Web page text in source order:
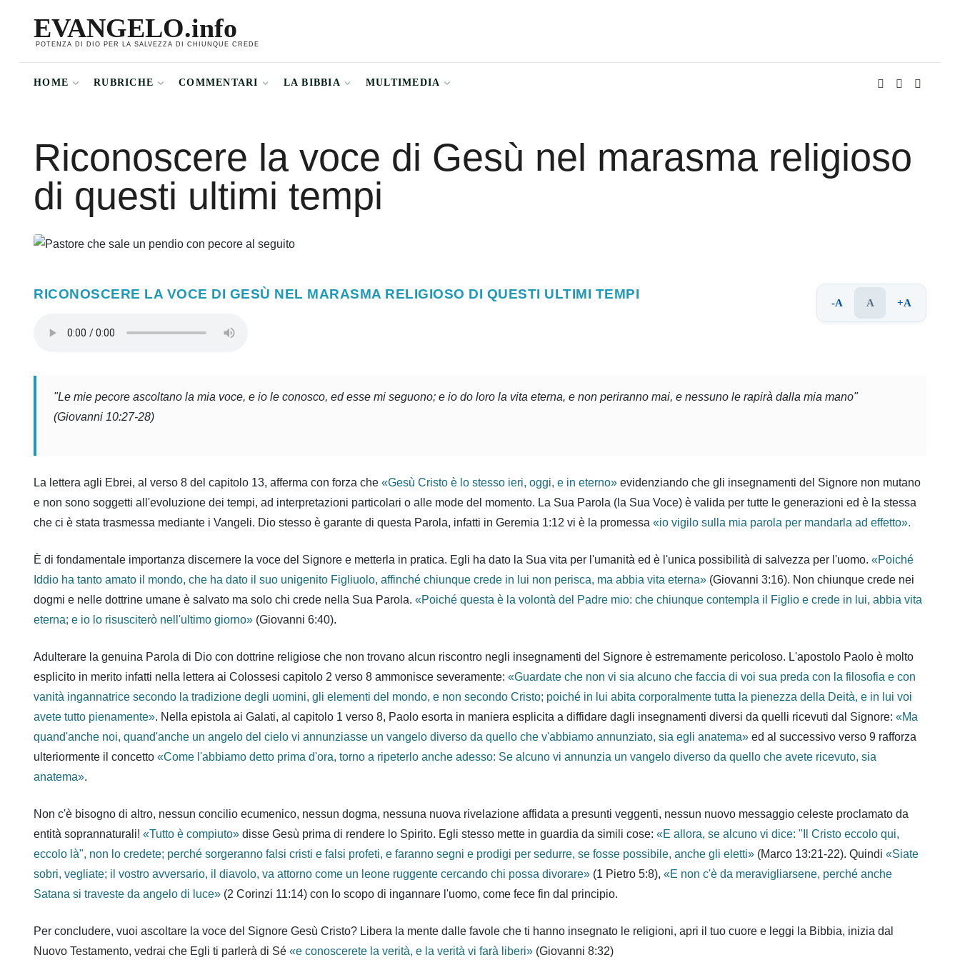
EVANGELO.info
POTENZA DI DIO PER LA SALVEZZA DI CHIUNQUE CREDE
HOME RUBRICHE COMMENTARI LA BIBBIA MULTIMEDIA
Riconoscere la voce di Gesù nel marasma religioso
di questi ultimi tempi
-A A +A
RICONOSCERE LA VOCE DI GESÙ NEL MARASMA RELIGIOSO DI QUESTI ULTIMI TEMPI
"Le mie pecore ascoltano la mia voce, e io le conosco, ed esse mi seguono; e io do loro la vita eterna, e non periranno mai, e nessuno le rapirà dalla mia mano"
(Giovanni 10:27-28)
La lettera agli Ebrei, al verso 8 del capitolo 13, afferma con forza che «Gesù Cristo è lo stesso ieri, oggi, e in eterno» evidenziando che gli insegnamenti del Signore non mutano
e non sono soggetti all'evoluzione dei tempi, ad interpretazioni particolari o alle mode del momento. La Sua Parola (la Sua Voce) è valida per tutte le generazioni ed è la stessa
che ci è stata trasmessa mediante i Vangeli. Dio stesso è garante di questa Parola, infatti in Geremia 1:12 vi è la promessa «io vigilo sulla mia parola per mandarla ad effetto».
È di fondamentale importanza discernere la voce del Signore e metterla in pratica. Egli ha dato la Sua vita per l'umanità ed è l'unica possibilità di salvezza per l'uomo. «Poiché
Iddio ha tanto amato il mondo, che ha dato il suo unigenito Figliuolo, affinché chiunque crede in lui non perisca, ma abbia vita eterna» (Giovanni 3:16). Non chiunque crede nei
dogmi e nelle dottrine umane è salvato ma solo chi crede nella Sua Parola. «Poiché questa è la volontà del Padre mio: che chiunque contempla il Figlio e crede in lui, abbia vita
eterna; e io lo risusciterò nell'ultimo giorno» (Giovanni 6:40).
Adulterare la genuina Parola di Dio con dottrine religiose che non trovano alcun riscontro negli insegnamenti del Signore è estremamente pericoloso. L'apostolo Paolo è molto
esplicito in merito infatti nella lettera ai Colossesi capitolo 2 verso 8 ammonisce severamente: «Guardate che non vi sia alcuno che faccia di voi sua preda con la filosofia e con
vanità ingannatrice secondo la tradizione degli uomini, gli elementi del mondo, e non secondo Cristo; poiché in lui abita corporalmente tutta la pienezza della Deità, e in lui voi
avete tutto pienamente». Nella epistola ai Galati, al capitolo 1 verso 8, Paolo esorta in maniera esplicita a diffidare dagli insegnamenti diversi da quelli ricevuti dal Signore: «Ma
quand'anche noi, quand'anche un angelo del cielo vi annunziasse un vangelo diverso da quello che v'abbiamo annunziato, sia egli anatema» ed al successivo verso 9 rafforza
ulteriormente il concetto «Come l'abbiamo detto prima d'ora, torno a ripeterlo anche adesso: Se alcuno vi annunzia un vangelo diverso da quello che avete ricevuto, sia
anatema».
Non c'è bisogno di altro, nessun concilio ecumenico, nessun dogma, nessuna nuova rivelazione affidata a presunti veggenti, nessun nuovo messaggio celeste proclamato da
entità soprannaturali! «Tutto è compiuto» disse Gesù prima di rendere lo Spirito. Egli stesso mette in guardia da simili cose: «E allora, se alcuno vi dice: "Il Cristo eccolo qui,
eccolo là", non lo credete; perché sorgeranno falsi cristi e falsi profeti, e faranno segni e prodigi per sedurre, se fosse possibile, anche gli eletti» (Marco 13:21-22). Quindi «Siate
sobri, vegliate; il vostro avversario, il diavolo, va attorno come un leone ruggente cercando chi possa divorare» (1 Pietro 5:8), «E non c'è da meravigliarsene, perché anche
Satana si traveste da angelo di luce» (2 Corinzi 11:14) con lo scopo di ingannare l'uomo, come fece fin dal principio.
Per concludere, vuoi ascoltare la voce del Signore Gesù Cristo? Libera la mente dalle favole che ti hanno insegnato le religioni, apri il tuo cuore e leggi la Bibbia, inizia dal
Nuovo Testamento, vedrai che Egli ti parlerà di Sé «e conoscerete la verità, e la verità vi farà liberi» (Giovanni 8:32)